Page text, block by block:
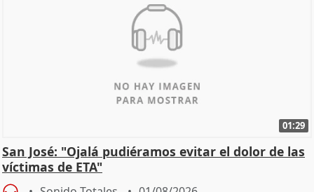
01:29
San José: "Ojalá pudiéramos evitar el dolor de las
víctimas de ETA"